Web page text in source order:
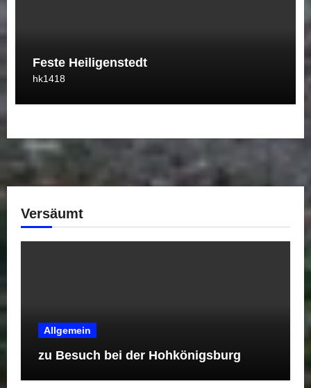
Feste Heiligenstedt
hk1418
Versäumt
Allgemein
zu Besuch bei der Hohkönigsburg